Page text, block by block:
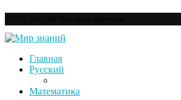
Главная
Русский
Математика